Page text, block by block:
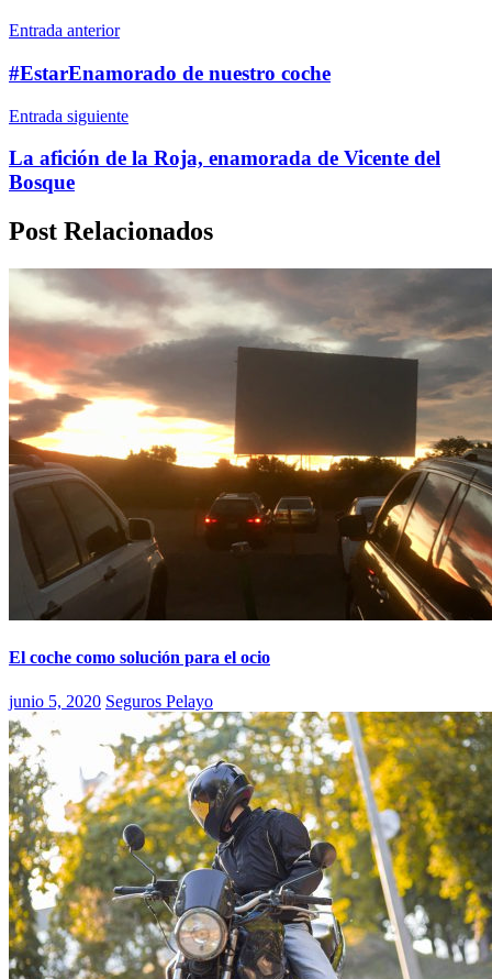
Entrada anterior
#EstarEnamorado de nuestro coche
Entrada siguiente
La afición de la Roja, enamorada de Vicente del
Bosque
Post Relacionados
El coche como solución para el ocio
junio 5, 2020 Seguros Pelayo